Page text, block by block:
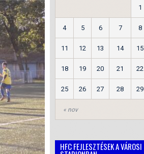
« nov
1
4 5 6 7 8
11 12 13 14 15
18 19 20 21 22
25 26 27 28 29
HFC FEJLESZTÉSEK A VÁROSI